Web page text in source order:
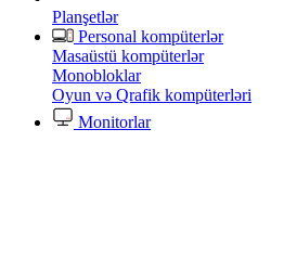
Planşetlər
Personal kompüterlər
Masaüstü kompüterlər
Monobloklar
Oyun və Qrafik kompüterləri
Monitorlar